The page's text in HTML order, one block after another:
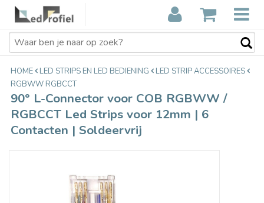
90° L-Connector voor COB RGBWW
/ RGBCCT Led Strips voor 12mm | 6
Contacten | Soldeervrij
€4,29
HOME LED STRIPS EN LED BEDIENING
LED STRIP ACCESSOIRES
RGBWW RGBCCT
90° L-Connector voor COB RGBWW /
RGBCCT Led Strips voor 12mm | 6
Contacten | Soldeervrij